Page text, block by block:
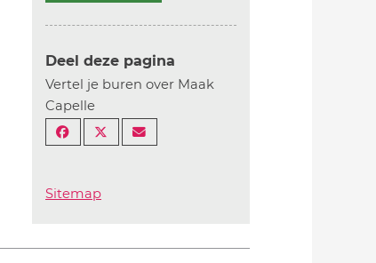
Deel deze pagina
Vertel je buren over Maak
Capelle
Sitemap